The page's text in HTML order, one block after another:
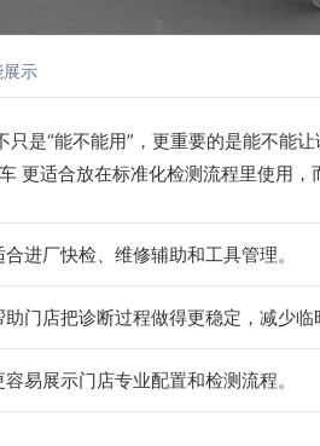
示
只是“能不能用”，更重要的是能不能
更适合放在标准化检测流程里使用，
合进厂快检、维修辅助和工具管理。
助门店把诊断过程做得更稳定，减少临
容易展示门店专业配置和检测流程。